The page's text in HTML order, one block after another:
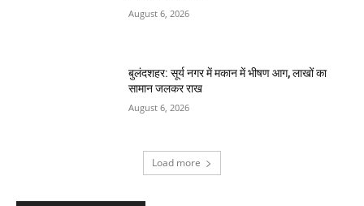
August 6, 2026
बुलंदशहर: सूर्य नगर में मकान में भीषण आग, लाखों का
सामान जलकर राख
August 6, 2026
Load more